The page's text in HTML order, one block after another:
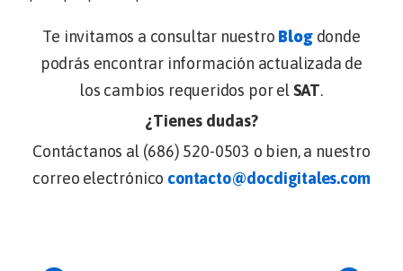
Te invitamos a consultar nuestro Blogdonde
podrás encontrar información actualizada de
los cambios requeridos por elSAT.
¿Tienes dudas?
Contáctanos al (686) 520-0503 o bien, a nuestro
correo electrónico contacto@docdigitales.com